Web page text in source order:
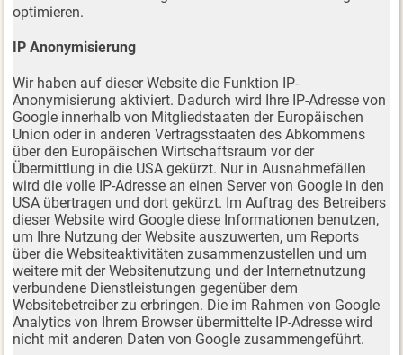
optimieren.
IP Anonymisierung
Wir haben auf dieser Website die Funktion IP-
Anonymisierung aktiviert. Dadurch wird Ihre IP-Adresse von
Google innerhalb von Mitgliedstaaten der Europäischen
Union oder in anderen Vertragsstaaten des Abkommens
über den Europäischen Wirtschaftsraum vor der
Übermittlung in die USA gekürzt. Nur in Ausnahmefällen
wird die volle IP-Adresse an einen Server von Google in den
USA übertragen und dort gekürzt. Im Auftrag des Betreibers
dieser Website wird Google diese Informationen benutzen,
um Ihre Nutzung der Website auszuwerten, um Reports
über die Websiteaktivitäten zusammenzustellen und um
weitere mit der Websitenutzung und der Internetnutzung
verbundene Dienstleistungen gegenüber dem
Websitebetreiber zu erbringen. Die im Rahmen von Google
Analytics von Ihrem Browser übermittelte IP-Adresse wird
nicht mit anderen Daten von Google zusammengeführt.